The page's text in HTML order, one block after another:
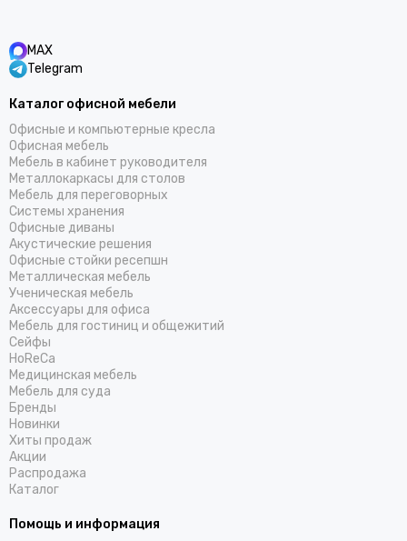
MAX
Telegram
Каталог офисной мебели
Офисные и компьютерные кресла
Офисная мебель
Мебель в кабинет руководителя
Металлокаркасы для столов
Мебель для переговорных
Системы хранения
Офисные диваны
Акустические решения
Офисные стойки ресепшн
Металлическая мебель
Ученическая мебель
Аксессуары для офиса
Мебель для гостиниц и общежитий
Cейфы
HoReCa
Медицинская мебель
Мебель для суда
Бренды
Новинки
Хиты продаж
Акции
Распродажа
Каталог
Помощь и информация